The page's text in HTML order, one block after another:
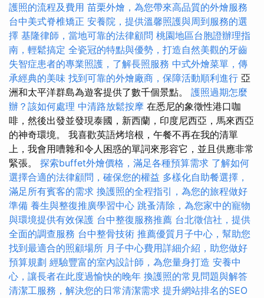
護照的流程及費用 苗栗外燴，為您帶來高品質的外燴服務
台中美式脊椎矯正 安養院，提供溫馨照護與周到服務的選
擇 基隆律師，當地可靠的法律顧問 桃園地區台胞證辦理指
南，輕鬆搞定 全瓷冠的特點與優勢，打造自然美觀的牙齒
失智症患者的專業照護，了解長照服務 中式外燴菜單，傳
承經典的美味 找到可靠的外燴廠商，保障活動順利進行 亞
洲和太平洋群島為遊客提供了數千個景點。 護照過期怎麼
辦？該如何處理 中清路放鬆按摩 在悉尼的象徵性港口咖
啡，然後出發並發現泰國，新西蘭，印度尼西亞，馬來西亞
的神奇環境。 我喜歡英語烤培根，午餐不再在我的清單
上，我會用嘈雜和令人困惑的單詞來形容它，並且供應非常
緊張。 探索buffet外燴價格，滿足各種預算需求 了解如何
選擇合適的法律顧問，確保您的權益 多樣化自助餐選擇，
滿足所有賓客的需求 換護照的全程指引，為您的旅程做好
準備 養生與整復推廣學習中心 跳蚤清除，為您家中的寵物
與環境提供有效保護 台中整復服務推薦 台北徵信社，提供
全面的調查服務 台中整骨技術 推薦優質月子中心，幫助您
找到最適合的照顧場所 月子中心費用詳細介紹，助您做好
預算規劃 經驗豐富的室內設計師，為您量身打造 安養中
心，讓長者在此度過愉快的晚年 換護照的常見問題與解答
清潔工服務，解決您的日常清潔需求 提升網站排名的SEO